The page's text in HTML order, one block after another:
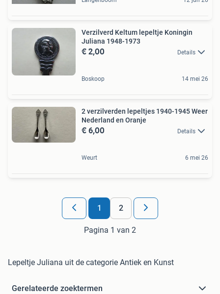
Verzilverd Keltum lepeltje Koningin
Juliana 1948-1973
€ 2,00 Details
Boskoop 14 mei 26
2 verzilverden lepeltjes 1940-1945 Weer
Nederland en Oranje
€ 6,00 Details
Weurt 6 mei 26
1 2
Pagina 1 van 2
Lepeltje Juliana uit de categorie Antiek en Kunst
Gerelateerde zoektermen